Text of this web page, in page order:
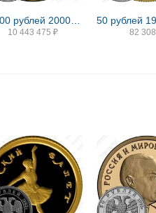
10 443 475 ₽ 82 308